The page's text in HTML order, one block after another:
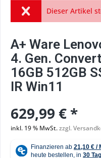
Dieser Artikel
A+ Ware
4. Gen.
16GB 512GB
IR Win11
629,99 € *
inkl. 19 % MwSt.zzgl.